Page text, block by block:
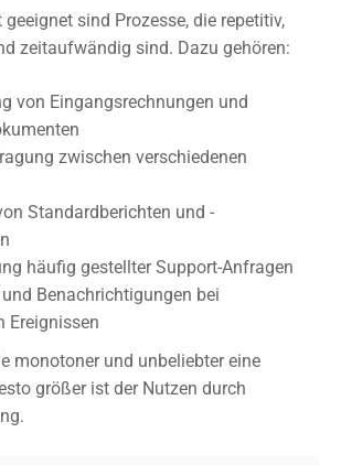
geeignet sind Prozesse, die repetitiv,
zeitaufwändig sind. Dazu gehören:
von Eingangsrechnungen und
zwischen verschiedenen
Standardberichten und -
häufig gestellter Support-Anfragen
Benachrichtigungen bei
Ereignissen
monotoner und unbeliebter eine
größer ist der Nutzen durch